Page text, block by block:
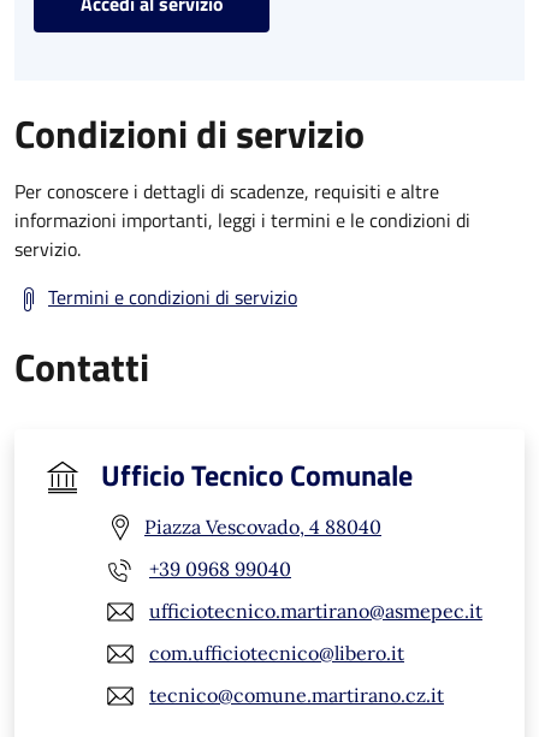
Condizioni di servizio
Per conoscere i dettagli di scadenze, requisiti e altre
informazioni importanti, leggi i termini e le condizioni di
servizio.
Termini e condizioni di servizio
Contatti
Ufficio Tecnico Comunale
Piazza Vescovado, 4 88040
+39 0968 99040
ufficiotecnico.martirano@asmepec.it
com.ufficiotecnico@libero.it
tecnico@comune.martirano.cz.it